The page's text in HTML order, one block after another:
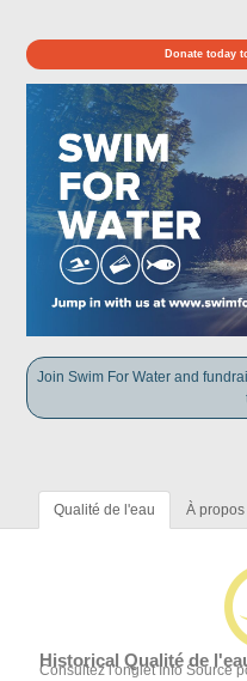
Donate today
Join Swim For Water and
Qualité de l'eau À
Historical Qualité de
Consultez l'onglet Info Source